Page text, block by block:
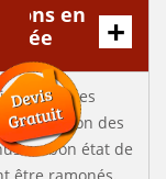
en
que les
des
en bon état de